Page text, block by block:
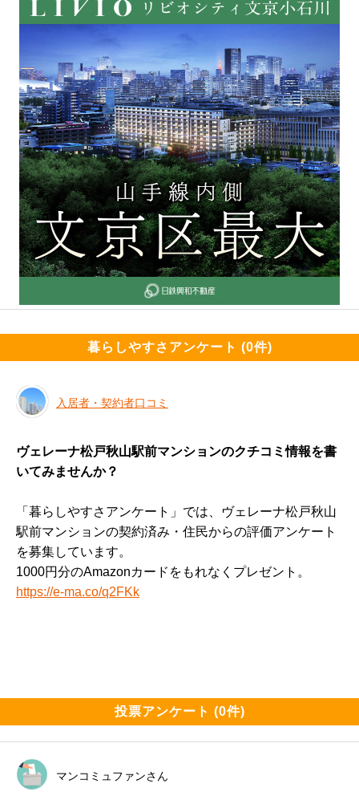
暮らしやすさアンケート (0件)
入居者・契約者口コミ
ヴェレーナ松戸秋山駅前マンションのクチコミ情報を書
いてみませんか？
「暮らしやすさアンケート」では、ヴェレーナ松戸秋山
駅前マンションの契約済み・住民からの評価アンケート
を募集しています。
1000円分のAmazonカードをもれなくプレゼント。
https://e-ma.co/q2FKk
投票アンケート (0件)
マンコミュファンさん